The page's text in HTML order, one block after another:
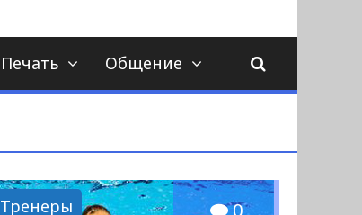
Печать Общение
Тренеры 0